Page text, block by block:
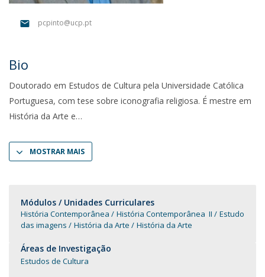
pcpinto@ucp.pt
Bio
Doutorado em Estudos de Cultura pela Universidade Católica
Portuguesa, com tese sobre iconografia religiosa. É mestre em
História da Arte e
MOSTRAR MAIS
Módulos / Unidades Curriculares
História Contemporânea História Contemporânea II
Estudo
das imagens
História da Arte História da Arte
Áreas de Investigação
Estudos de Cultura